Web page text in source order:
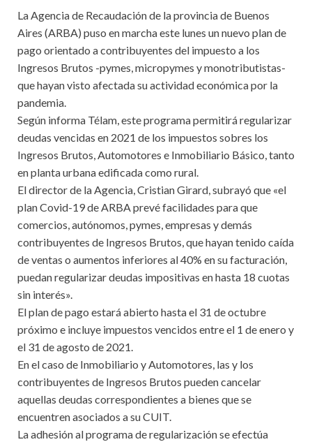
La Agencia de Recaudación de la provincia de Buenos
Aires (ARBA) puso en marcha este lunes un nuevo plan de
pago orientado a contribuyentes del impuesto a los
Ingresos Brutos -pymes, micropymes y monotributistas-
que hayan visto afectada su actividad económica por la
pandemia.
Según informa Télam, este programa permitirá regularizar
deudas vencidas en 2021 de los impuestos sobres los
Ingresos Brutos, Automotores e Inmobiliario Básico, tanto
en planta urbana edificada como rural.
El director de la Agencia, Cristian Girard, subrayó que «el
plan Covid-19 de ARBA prevé facilidades para que
comercios, autónomos, pymes, empresas y demás
contribuyentes de Ingresos Brutos, que hayan tenido caída
de ventas o aumentos inferiores al 40% en su facturación,
puedan regularizar deudas impositivas en hasta 18 cuotas
sin interés».
El plan de pago estará abierto hasta el 31 de octubre
próximo e incluye impuestos vencidos entre el 1 de enero y
el 31 de agosto de 2021.
En el caso de Inmobiliario y Automotores, las y los
contribuyentes de Ingresos Brutos pueden cancelar
aquellas deudas correspondientes a bienes que se
encuentren asociados a su CUIT.
La adhesión al programa de regularización se efectúa